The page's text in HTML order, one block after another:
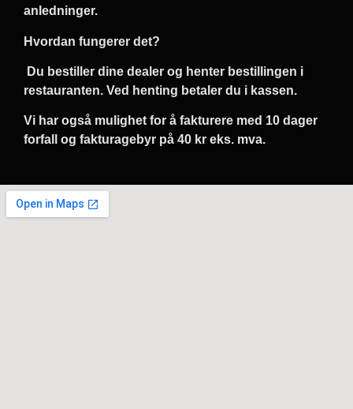
anledninger.
Hvordan fungerer det?
Du bestiller dine dealer og henter bestillingen i
restauranten. Ved henting betaler du i kassen.
Vi har også mulighet for å fakturere med 10 dager
forfall og fakturagebyr på 40 kr eks. mva.